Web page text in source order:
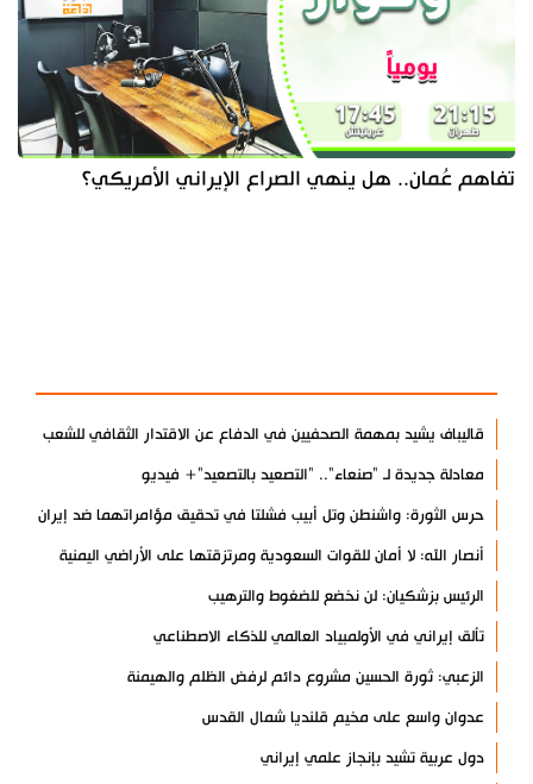
تفاهم عُمان.. هل ينهي الصراع الإيراني الأمريكي؟
قاليباف يشيد بمهمة الصحفيين في الدفاع عن الاقتدار الثقافي للشعب
معادلة جديدة لـ "صنعاء".. "التصعيد بالتصعيد"+ فيديو
حرس الثورة: واشنطن وتل أبيب فشلتا في تحقيق مؤامراتهما ضد إيران
أنصار الله: لا أمان للقوات السعودية ومرتزقتها على الأراضي اليمنية
الرئيس بزشكيان: لن نخضع للضغوط والترهيب
تألق إيراني في الأولمبياد العالمي للذكاء الاصطناعي
الزعبي: ثورة الحسين مشروع دائم لرفض الظلم والهيمنة
عدوان واسع على مخيم قلنديا شمال القدس
دول عربية تشيد بإنجاز علمي إيراني